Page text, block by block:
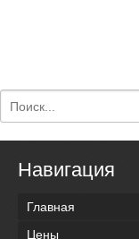
Навигация
Главная
Цены